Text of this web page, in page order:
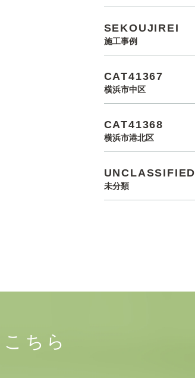
SEKOUJIREI
施工事例
CAT41367
横浜市中区
CAT41368
横浜市港北区
UNCLASSIFIED
未分類
こちら